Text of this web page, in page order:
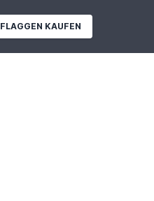
FLAGGEN KAUFEN